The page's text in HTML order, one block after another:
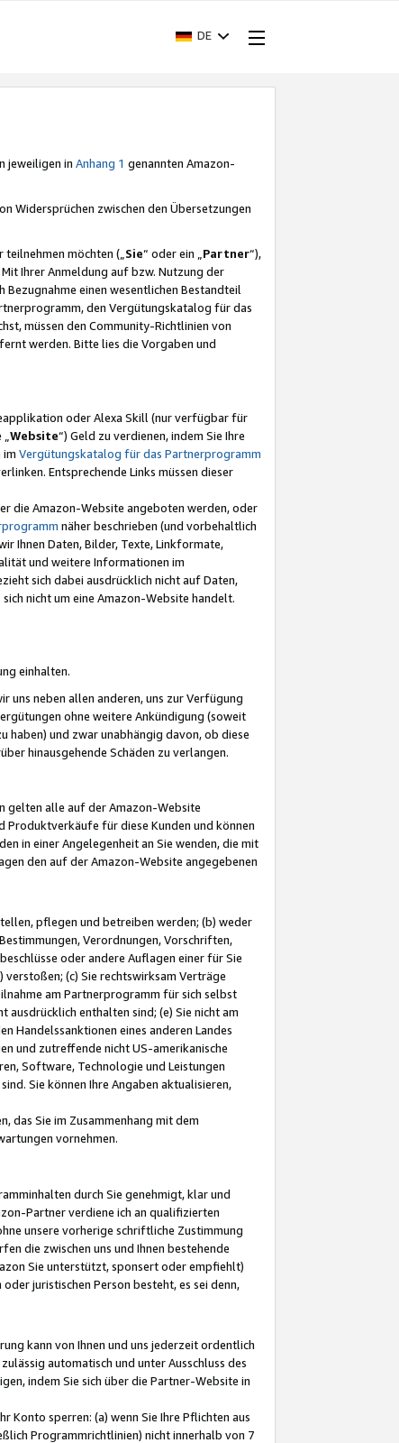
DE
jeweiligen in Anhang 1 genannten Amazon-
Widersprüchen zwischen den Übersetzungen
teilnehmen möchten („Sie“ oder ein „Partner“),
Ihrer Anmeldung auf bzw. Nutzung der
einen wesentlichen Bestandteil
den Vergütungskatalog für das
müssen den Community-Richtlinien von
werden. Bitte lies die Vorgaben und
oder Alexa Skill (nur verfügbar für
Website“) Geld zu verdienen, indem Sie Ihre
im Vergütungskatalog für das Partnerprogramm
Entsprechende Links müssen dieser
die Amazon-Website angeboten werden, oder
näher beschrieben (und vorbehaltlich
Ihnen Daten, Bilder, Texte, Linkformate,
und weitere Informationen im
sich dabei ausdrücklich nicht auf Daten,
nicht um eine Amazon-Website handelt.
einhalten.
uns neben allen anderen, uns zur Verfügung
ohne weitere Ankündigung (soweit
haben) und zwar unabhängig davon, ob diese
hinausgehende Schäden zu verlangen.
gelten alle auf der Amazon-Website
Produktverkäufe für diese Kunden und können
in einer Angelegenheit an Sie wenden, die mit
den auf der Amazon-Website angegebenen
pflegen und betreiben werden; (b) weder
Verordnungen, Vorschriften,
oder andere Auflagen einer für Sie
(c) Sie rechtswirksam Verträge
am Partnerprogramm für sich selbst
ausdrücklich enthalten sind; (e) Sie nicht am
Handelssanktionen eines anderen Landes
und zutreffende nicht US-amerikanische
Software, Technologie und Leistungen
Sie können Ihre Angaben aktualisieren,
das Sie im Zusammenhang mit dem
vornehmen.
durch Sie genehmigt, klar und
Partner verdiene ich an qualifizierten
unsere vorherige schriftliche Zustimmung
die zwischen uns und Ihnen bestehende
Sie unterstützt, sponsert oder empfiehlt)
juristischen Person besteht, es sei denn,
kann von Ihnen und uns jederzeit ordentlich
automatisch und unter Ausschluss des
indem Sie sich über die Partner-Website in
Konto sperren: (a) wenn Sie Ihre Pflichten aus
Programmrichtlinien) nicht innerhalb von 7